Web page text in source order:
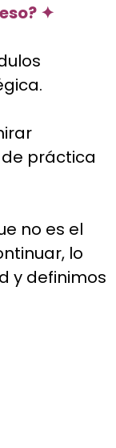
✦
práctica
no es el
lo
y definimos